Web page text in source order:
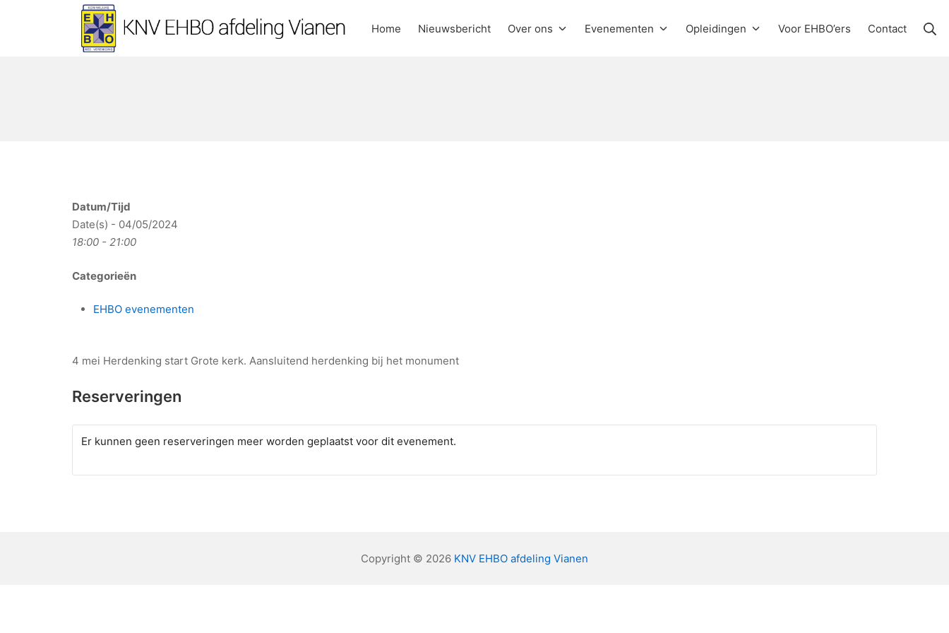
Home Nieuwsbericht Over ons Evenementen Opleidingen Voor EHBO’ers Contact
Datum/Tijd
Date(s) - 04/05/2024
18:00 - 21:00
Categorieën
EHBO evenementen
4 mei Herdenking start Grote kerk. Aansluitend herdenking bij het monument
Reserveringen
Er kunnen geen reserveringen meer worden geplaatst voor dit evenement.
Copyright © 2026 KNV EHBO afdeling Vianen